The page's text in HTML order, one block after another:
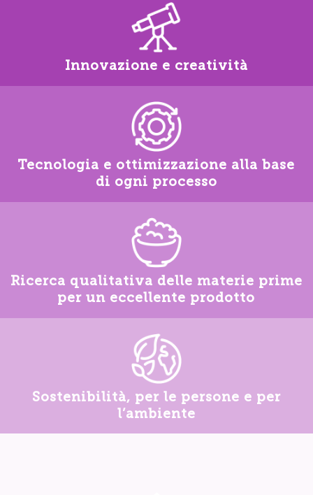
Innovazione e creatività
Tecnologia e ottimizzazione alla base
di ogni processo
Ricerca qualitativa delle materie prime
per un eccellente prodotto
Sostenibilità, per le persone e per
l’ambiente